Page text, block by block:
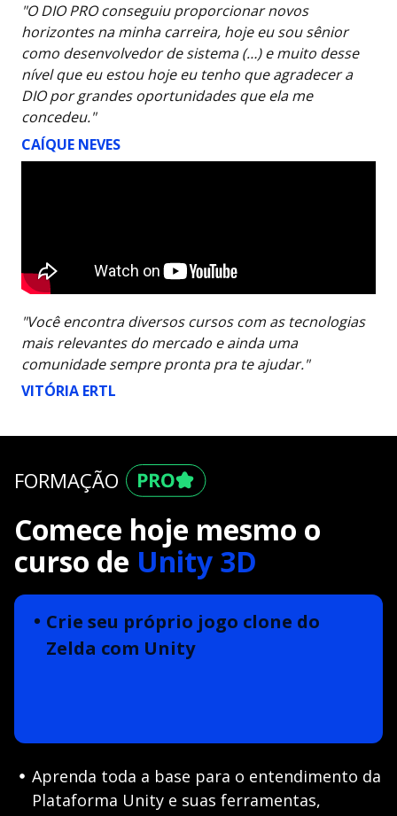
"O DIO PRO conseguiu proporcionar novos
horizontes na minha carreira, hoje eu sou sênior
como desenvolvedor de sistema (…) e muito desse
nível que eu estou hoje eu tenho que agradecer a
DIO por grandes oportunidades que ela me
concedeu."
CAÍQUE NEVES
"Você encontra diversos cursos com as tecnologias
mais relevantes do mercado e ainda uma
comunidade sempre pronta pra te ajudar."
VITÓRIA ERTL
FORMAÇÃO
Comece hoje mesmo o
curso de Unity 3D
Crie seu próprio jogo clone do
Zelda com Unity
Aprenda toda a base para o entendimento da
Plataforma Unity e suas ferramentas,